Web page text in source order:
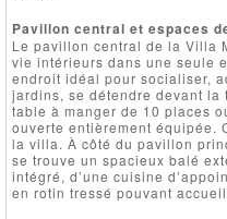
Pavillon central et espaces
Le pavillon central de la Villa
vie intérieurs dans une seule
endroit idéal pour socialiser,
jardins, se détendre devant
table à manger de 10 places
ouverte entièrement équipée.
la villa. À côté du pavillon
se trouve un spacieux balé
intégré, d’une cuisine
en rotin tressé pouvant